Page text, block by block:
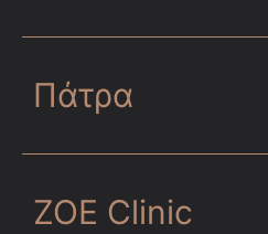
Πάτρα
ZOE Clinic